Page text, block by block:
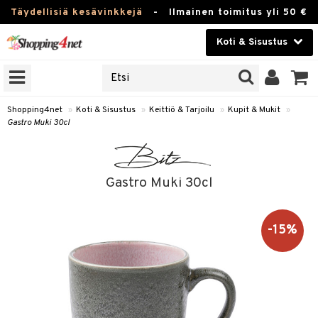
Täydellisiä kesävinkkejä - Ilmainen toimitus yli 50 €
Koti & Sisustus
Kauneudenhoito
Piilolinssit
Lelut, Lapsi & Vauva
Tuotemerkkejä
Shopping4net » Koti & Sisustus » Keittiö & Tarjoilu » Kupit & Mukit »
Gastro Muki 30cl
Gastro Muki 30cl
-15%
Tee & Espresso